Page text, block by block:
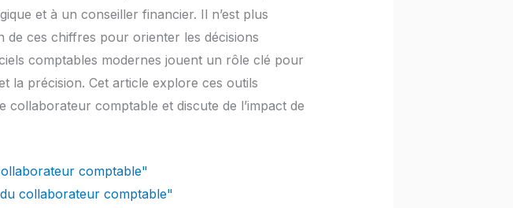
et à un conseiller financier. Il n’est plus
de ces chiffres pour orienter les décisions
comptables modernes jouent un rôle clé pour
la précision. Cet article explore ces outils
collaborateur comptable et discute de l’impact de
comptable"
collaborateur comptable"